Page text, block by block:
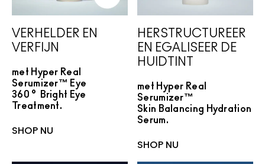
VERHELDER EN
VERFIJN
met Hyper Real
Serumizer™ Eye
360° Bright Eye
Treatment.
SHOP NU
HERSTRUCTUREER
EN EGALISEER DE
HUIDTINT
met Hyper Real
Serumizer™
Skin Balancing Hydration
Serum.
SHOP NU